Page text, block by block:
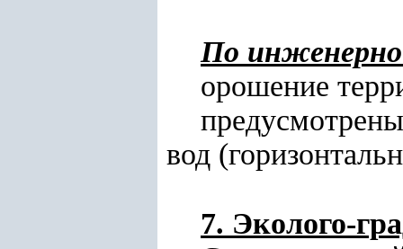
По
орошение
вод
7. Эколого-